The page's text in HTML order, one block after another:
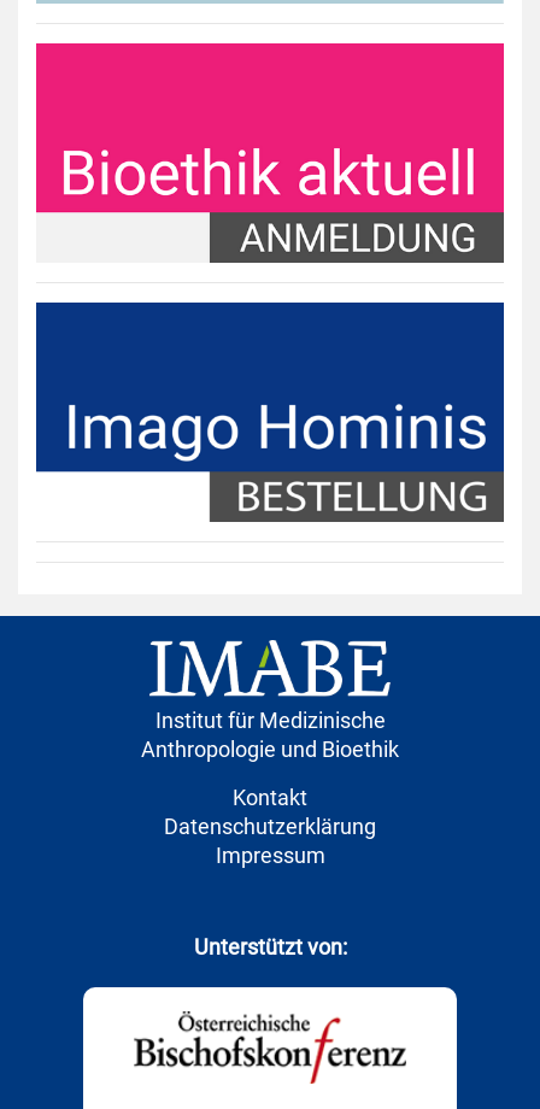
Institut für Medizinische
Anthropologie und Bioethik
Kontakt
Datenschutzerklärung
Impressum
Unterstützt von: